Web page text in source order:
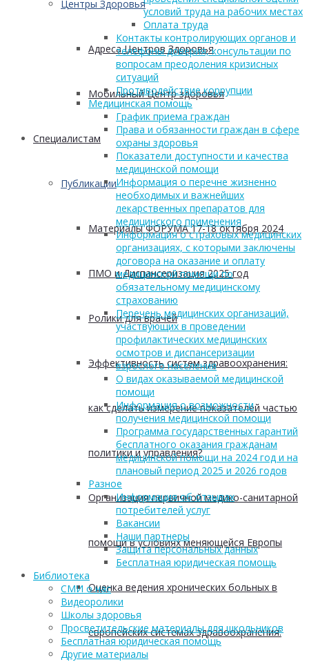
Центры Здоровья
Адреса Центров Здоровья
Мобильный Центр здоровья
Cпециалистам
Публикации
Материалы ФОРУМА 17-18 октября 2024
ПМО и Диспансеризация 2025 год
Ролики для врачей
Эффективность систем здравоохранения:
как сделать измерение показателей частью
политики и управления?
Организация первичной медико-санитарной
помощи в условиях меняющейся Европы
Оценка ведения хронических больных в
европейских системах здравоохранения:
условий труда на рабочих местах
Оплата труда
Контакты контролирующих органов и
телефоны доверия, консультации по
вопросам преодоления кризисных
ситуаций
Противодействие коррупции
Медицинская помощь
График приема граждан
Права и обязанности граждан в сфере
охраны здоровья
Показатели доступности и качества
медицинской помощи
Информация о перечне жизненно
необходимых и важнейших
лекарственных препаратов для
медицинского применения
Информация о страховых медицинских
организациях, с которыми заключены
договора на оказание и оплату
медицинской помощи по
обязательному медицинскому
страхованию
Перечень медицинских организаций,
участвующих в проведении
профилактических медицинских
осмотров и диспансеризации
взрослого населения
О видах оказываемой медицинской
помощи
Информация о возможности
получения медицинской помощи
Программа государственных гарантий
бесплатного оказания гражданам
медицинской помощи на 2024 год и на
плановый период 2025 и 2026 годов
Разное
Информация об отзывах
потребителей услуг
Вакансии
Наши партнеры
Защита персональных данных
Бесплатная юридическая помощь
Библиотека
СМИ о нас
Видеоролики
Школы здоровья
Просветительские материалы для школьников
Бесплатная юридическая помощь
Другие материалы